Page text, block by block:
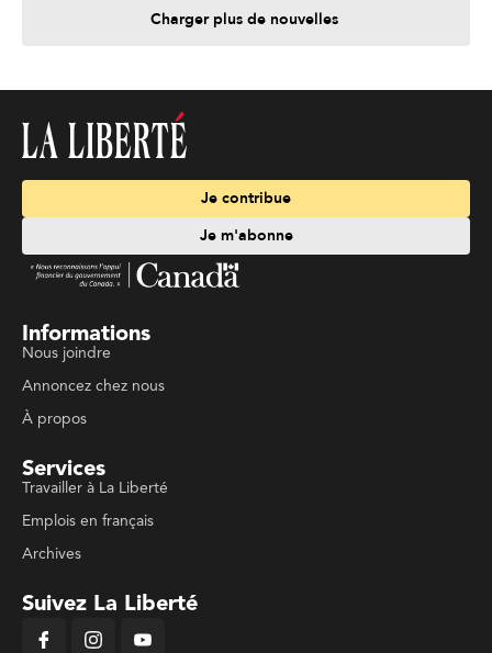
Charger plus de nouvelles
Je contribue
Je m'abonne
Informations
Nous joindre
Annoncez chez nous
À propos
Services
Travailler à La Liberté
Emplois en français
Archives
Suivez La Liberté